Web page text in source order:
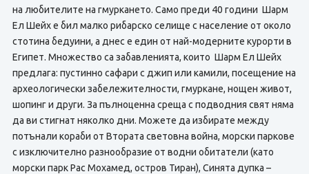
на любителите на гмуркането. Само преди 40 години Шарм
Ел Шейх е бил малко рибарско селище с население от около
стотина бедуини, а днес е един от най-модерните курорти в
Египет. Множество са забавленията, които Шарм Ел Шейх
предлага: пустинно сафари с джип или камили, посещение на
археологически забележителности, гмуркане, нощен живот,
шопинг и други. За пълноценна среща с подводния свят няма
да ви стигнат няколко дни. Можете да избирате между
потънали кораби от Втората световна война, морски паркове
с изключително разнообразие от водни обитатели (като
морски парк Рас Мохамед, остров Тиран), Синята дупка –